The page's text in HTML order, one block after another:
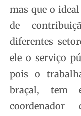
mas que o
de
diferentes
ele o serviço
pois o
braçal, tem
coordenador